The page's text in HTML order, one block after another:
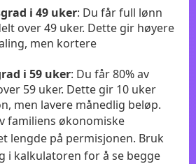
i 49 uker: Du får full lønn
over 49 uker. Dette gir høyere
men kortere
i 59 uker: Du får 80% av
59 uker. Dette gir 10 uker
men lavere månedlig beløp.
familiens økonomiske
lengde på permisjonen. Bruk
i kalkulatoren for å se begge